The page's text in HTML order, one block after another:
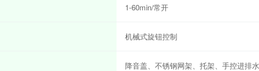
1-60min/常开
机械式旋钮控制
降音盖、不锈钢网架、托架、手控进排水